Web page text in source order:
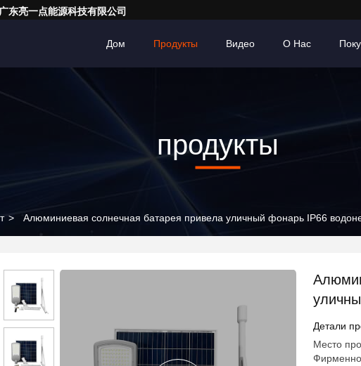
亮一点能源科技有限公司
Дом Продукты Видео О Нас
продукты
> Алюминиевая солнечная батарея привела уличный фонарь IP66
Детали
Место